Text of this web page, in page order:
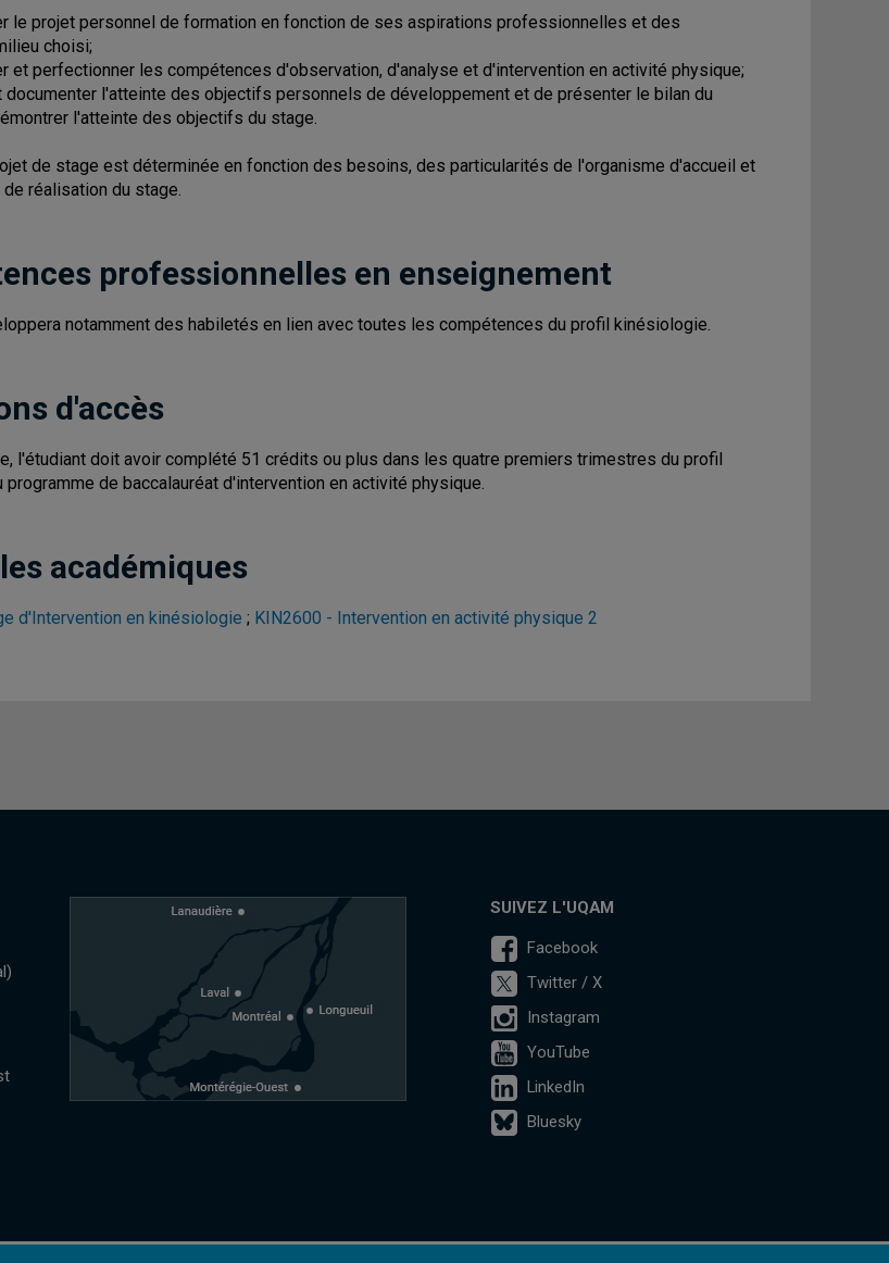
le projet personnel de formation en fonction de ses aspirations professionnelles et des
choisi;
et perfectionner les compétences d'observation, d'analyse et d'intervention en activité physique;
documenter l'atteinte des objectifs personnels de développement et de présenter le bilan du
l'atteinte des objectifs du stage.
de stage est déterminée en fonction des besoins, des particularités de l'organisme d'accueil et
réalisation du stage.
professionnelles en enseignement
notamment des habiletés en lien avec toutes les compétences du profil kinésiologie.
d'accès
l'étudiant doit avoir complété 51 crédits ou plus dans les quatre premiers trimestres du profil
de baccalauréat d'intervention en activité physique.
académiques
d'Intervention en kinésiologie ; KIN2600 - Intervention en activité physique 2
SUIVEZ L'UQAM
Facebook
Twitter / X
Instagram
YouTube
LinkedIn
Bluesky